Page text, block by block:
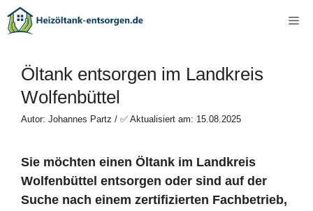
Zum
Inhalt
Öltank entsorgen im Landkreis
Wolfenbüttel
Autor: Johannes Partz / ✅ Aktualisiert am: 15.08.2025
Sie möchten einen Öltank im Landkreis
Wolfenbüttel entsorgen oder sind auf der
Suche nach einem zertifizierten Fachbetrieb,